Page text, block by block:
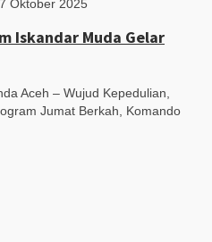
Oktober 2025
Iskandar Muda Gelar
Aceh – Wujud Kepedulian,
Jumat Berkah, Komando